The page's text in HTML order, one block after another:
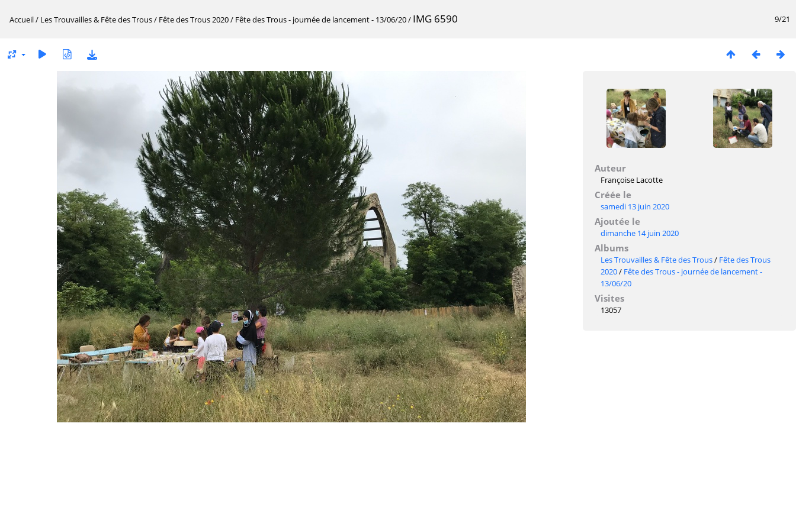
9/21
Accueil/ Les Trouvailles & Fête des Trous/ Fête des Trous 2020/ Fête des Trous - journée de lancement - 13/06/20/ IMG 6590
Auteur
Françoise Lacotte
Créée le
samedi 13 juin 2020
Ajoutée le
dimanche 14 juin 2020
Albums
Les Trouvailles & Fête des Trous/ Fête des Trous
2020/ Fête des Trous - journée de lancement -
13/06/20
Visites
13057